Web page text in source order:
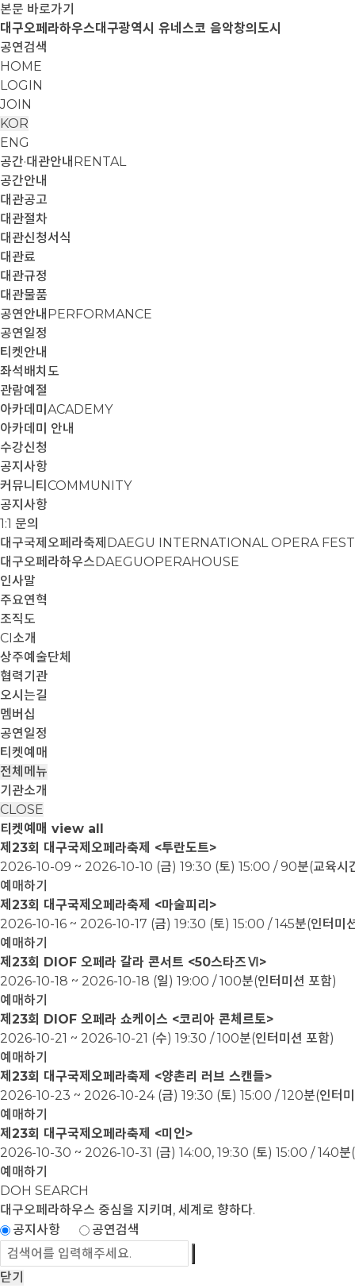
본문 바로가기
대구오페라하우스대구광역시 유네스코 음악창의도시
공연검색
HOME
LOGIN
JOIN
KOR
ENG
공간·대관안내 RENTAL
공간안내
대관공고
대관절차
대관신청서식
대관료
대관규정
대관물품
공연안내 PERFORMANCE
공연일정
티켓안내
좌석배치도
관람예절
아카데미 ACADEMY
아카데미 안내
수강신청
공지사항
커뮤니티 COMMUNITY
공지사항
1:1 문의
대구국제오페라축제 DAEGU INTERNATIONAL OPERA
대구오페라하우스DAEGUOPERAHOUSE
인사말
주요연혁
조직도
CI소개
상주예술단체
협력기관
오시는길
멤버십
공연일정
티켓예매
전체메뉴
기관소개
CLOSE
티켓예매 view all
제23회 대구국제오페라축제 <투란도트>
2026-10-09 ~ 2026-10-10 (금) 19:30 (토) 15:00 / 90분(교육시
예매하기
제23회 대구국제오페라축제 <마술피리>
2026-10-16 ~ 2026-10-17 (금) 19:30 (토) 15:00 / 145분(인터미
예매하기
제23회 DIOF 오페라 갈라 콘서트 <50스타즈Ⅵ>
2026-10-18 ~ 2026-10-18 (일) 19:00 / 100분(인터미션 포함)
예매하기
제23회 DIOF 오페라 쇼케이스 <코리아 콘체르토>
2026-10-21 ~ 2026-10-21 (수) 19:30 / 100분(인터미션 포함)
예매하기
제23회 대구국제오페라축제 <양촌리 러브 스캔들>
2026-10-23 ~ 2026-10-24 (금) 19:30 (토) 15:00 / 120분(인터
예매하기
제23회 대구국제오페라축제 <미인>
2026-10-30 ~ 2026-10-31 (금) 14:00, 19:30 (토) 15:00 / 140분
예매하기
DOH SEARCH
대구오페라하우스 중심을 지키며, 세계로 향하다.
공지사항
공연검색
닫기